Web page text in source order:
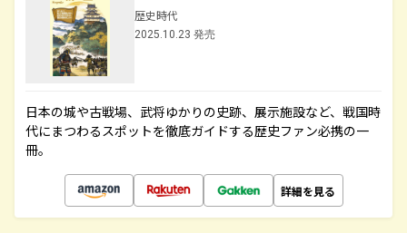
歴史時代
2025.10.23 発売
日本の城や古戦場、武将ゆかりの史跡、展示施設など、戦国時
代にまつわるスポットを徹底ガイドする歴史ファン必携の一
冊。
詳細を見る